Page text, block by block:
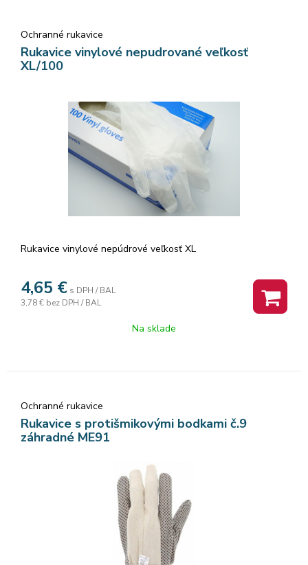
Ochranné rukavice
Rukavice vinylové nepudrované veľkosť
XL/100
Rukavice vinylové nepúdrové veľkosť XL
4,65 € s DPH / BAL
3,78 € bez DPH / BAL
Na sklade
Ochranné rukavice
Rukavice s protišmikovými bodkami č.9
záhradné ME91